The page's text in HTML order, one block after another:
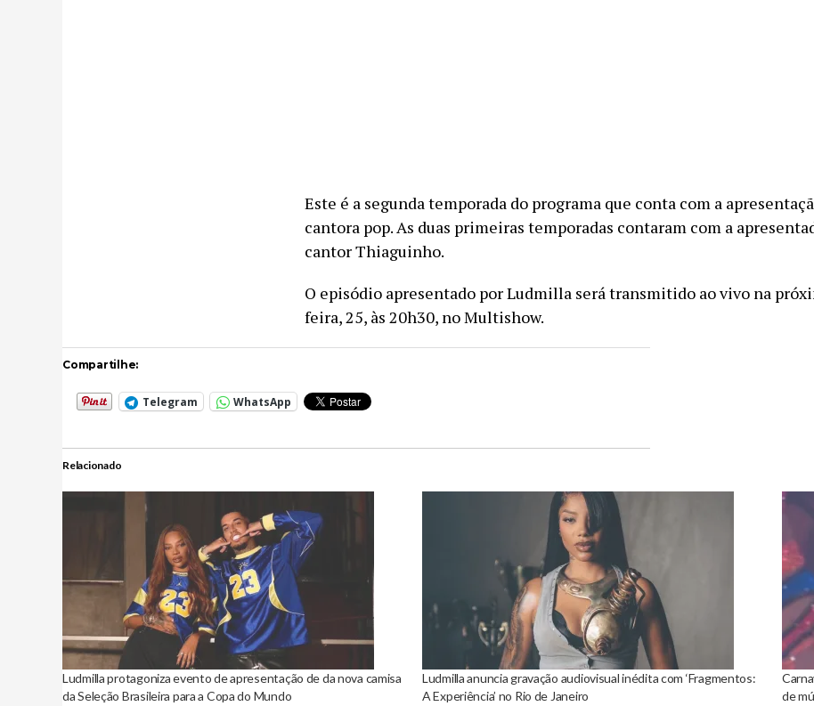
Este é a segunda temporada do programa que conta com a
cantora pop. As duas primeiras temporadas contaram com a
cantor Thiaguinho.
O episódio apresentado por Ludmilla será transmitido ao vivo na
feira, 25, às 20h30, no Multishow.
Compartilhe:
Telegram WhatsApp
Relacionado
Ludmilla protagoniza evento de apresentação de da nova camisa
da Seleção Brasileira para a Copa do Mundo
Ludmilla anuncia gravação audiovisual inédita com ‘Fragmentos:
A Experiência’ no Rio de Janeiro
de